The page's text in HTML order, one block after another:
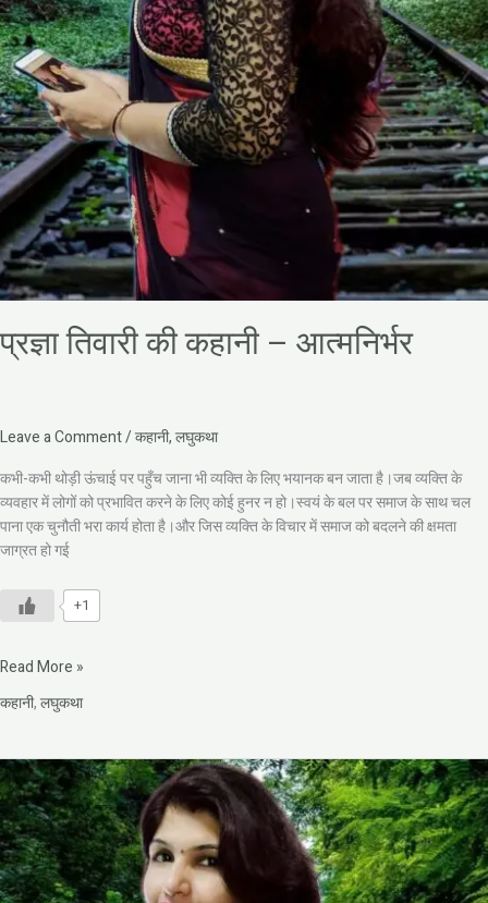
प्रज्ञा तिवारी की कहानी – आत्मनिर्भर
Leave a Comment/कहानी,लघुकथा
कभी-कभी थोड़ी ऊंचाई पर पहुँच जाना भी व्यक्ति के लिए भयानक बन जाता है।जब व्यक्ति के
व्यवहार में लोगों को प्रभावित करने के लिए कोई हुनर न हो।स्वयं के बल पर समाज के साथ चल
पाना एक चुनौती भरा कार्य होता है।और जिस व्यक्ति के विचार में समाज को बदलने की क्षमता
जाग्रत हो गई
+1
Read More »
कहानी,लघुकथा
प्रज्ञा
तिवारी
की
कहानी
–
प्रायश्चित